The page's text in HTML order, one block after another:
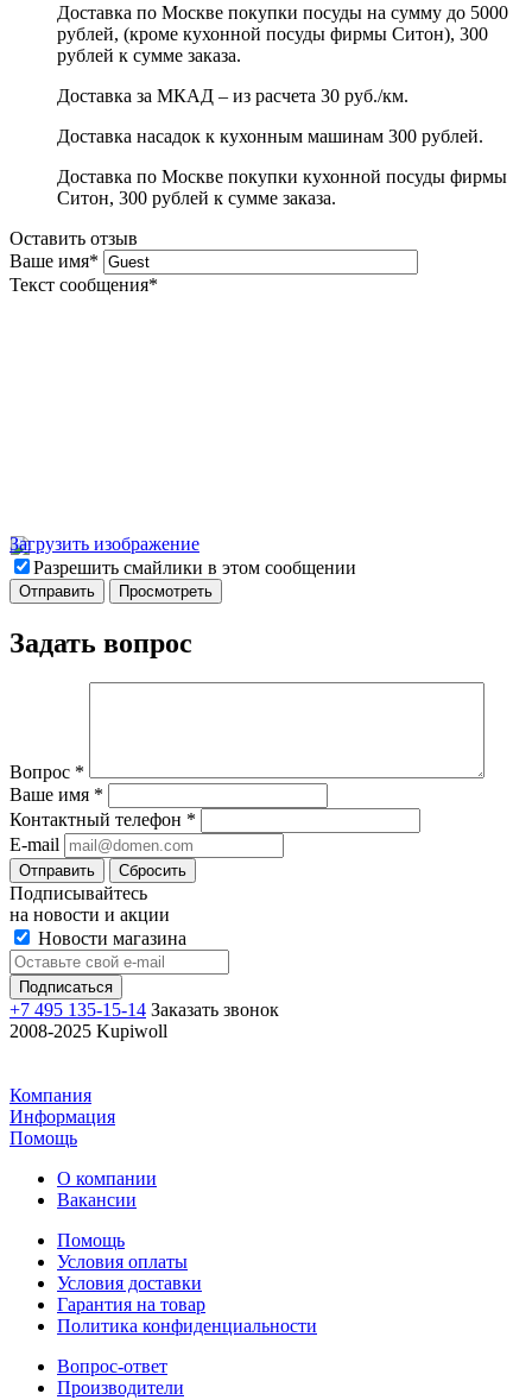
Доставка по Москве покупки посуды на сумму до 5000
рублей, (кроме кухонной посуды фирмы Ситон), 300
рублей к сумме заказа.
Доставка за МКАД – из расчета 30 руб./км.
Доставка насадок к кухонным машинам 300 рублей.
Доставка по Москве покупки кухонной посуды фирмы
Ситон, 300 рублей к сумме заказа.
Оставить отзыв
Ваше имя*
Текст сообщения*
Загрузить изображение
Разрешить смайлики в этом сообщении
Задать вопрос
Вопрос *
Ваше имя *
Контактный телефон *
E-mail
Отправить Сбросить
Подписывайтесь
на новости и акции
Новости магазина
+7 495 135-15-14 Заказать звонок
2008-2025 Kupiwoll
Компания
Информация
Помощь
О компании
Вакансии
Помощь
Условия оплаты
Условия доставки
Гарантия на товар
Политика конфиденциальности
Вопрос-ответ
Производители